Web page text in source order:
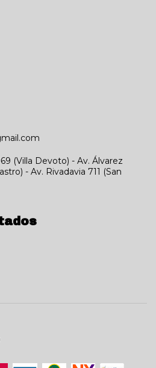
(Villa Devoto) - Av. Álvarez
- Av. Rivadavia 711 (San